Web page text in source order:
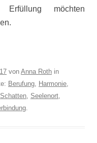
möchten
von Anna Roth in
Berufung, Harmonie,
Schatten, Seelenort,
.